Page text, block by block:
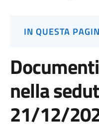
IN QUESTA
nella
21/12/